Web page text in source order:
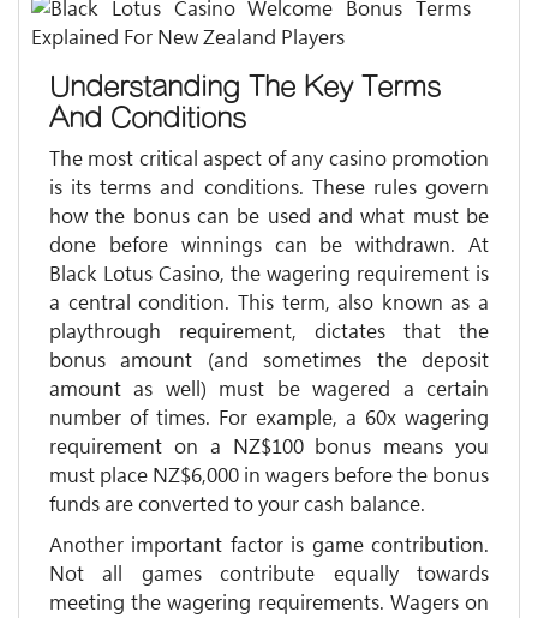
Understanding The Key Terms
And Conditions
The most critical aspect of any casino promotion
is its terms and conditions. These rules govern
how the bonus can be used and what must be
done before winnings can be withdrawn. At
Black Lotus Casino, the wagering requirement is
a central condition. This term, also known as a
playthrough requirement, dictates that the
bonus amount (and sometimes the deposit
amount as well) must be wagered a certain
number of times. For example, a 60x wagering
requirement on a NZ$100 bonus means you
must place NZ$6,000 in wagers before the bonus
funds are converted to your cash balance.
Another important factor is game contribution.
Not all games contribute equally towards
meeting the wagering requirements. Wagers on